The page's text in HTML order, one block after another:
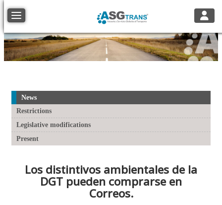
Toggle navigation
News
Restrictions
Legislative modifications
Present
Los distintivos ambientales de la
DGT pueden comprarse en
Correos.